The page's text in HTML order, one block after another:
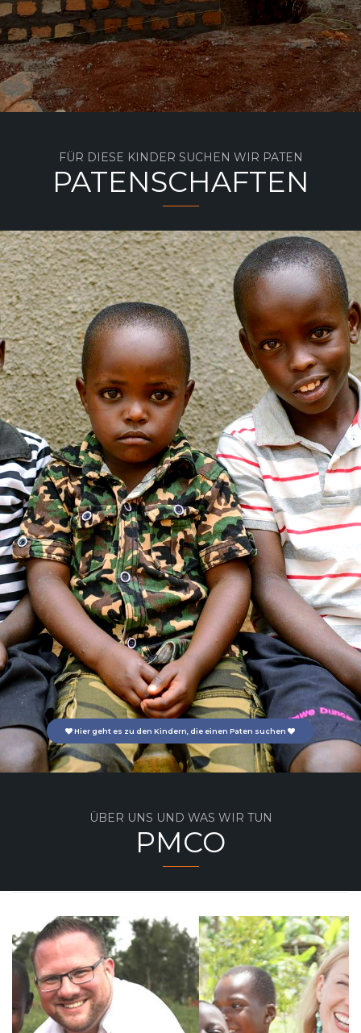
FÜR DIESE KINDER SUCHEN WIR PATEN
PATENSCHAFTEN
Hier geht es zu den Kindern, die einen Paten suchen
ÜBER UNS UND WAS WIR TUN
PMCO